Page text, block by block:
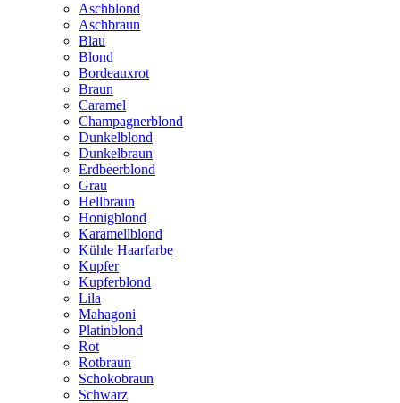
Aschblond
Aschbraun
Blau
Blond
Bordeauxrot
Braun
Caramel
Champagnerblond
Dunkelblond
Dunkelbraun
Erdbeerblond
Grau
Hellbraun
Honigblond
Karamellblond
Kühle Haarfarbe
Kupfer
Kupferblond
Lila
Mahagoni
Platinblond
Rot
Rotbraun
Schokobraun
Schwarz